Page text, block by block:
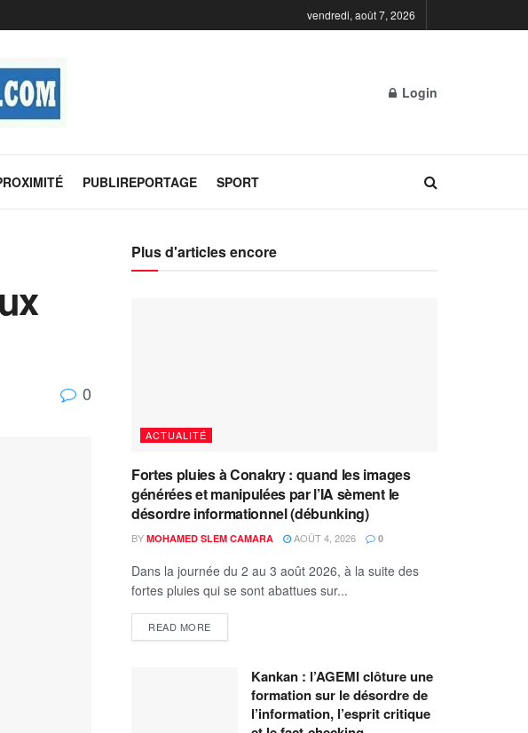
vendredi, août 7, 2026
Login
PUBLIREPORTAGE SPORT
0
Plus d'articles encore
ACTUALITÉ
Fortes pluies à Conakry : quand les images
générées et manipulées par l’IA sèment le
désordre informationnel (débunking)
BY MOHAMED SLEM CAMARA AOÛT 4, 2026 0
Dans la journée du 2 au 3 août 2026, à la suite des
fortes pluies qui se sont abattues sur...
READ MORE
Kankan : l’AGEMI clôture une
formation sur le désordre de
l’information, l’esprit critique